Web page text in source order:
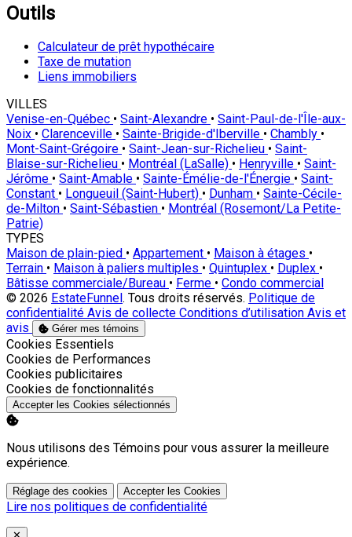
Outils
Calculateur de prêt hypothécaire
Taxe de mutation
Liens immobiliers
VILLES
Venise-en-Québec • Saint-Alexandre • Saint-Paul-de-l'Île-aux-
Noix • Clarenceville • Sainte-Brigide-d'Iberville • Chambly •
Mont-Saint-Grégoire • Saint-Jean-sur-Richelieu • Saint-
Blaise-sur-Richelieu • Montréal (LaSalle) • Henryville • Saint-
Jérôme • Saint-Amable • Sainte-Émélie-de-l'Énergie • Saint-
Constant • Longueuil (Saint-Hubert) • Dunham • Sainte-Cécile-
de-Milton • Saint-Sébastien • Montréal (Rosemont/La Petite-
Patrie)
TYPES
Maison de plain-pied • Appartement • Maison à étages •
Terrain • Maison à paliers multiples • Quintuplex • Duplex •
Bâtisse commerciale/Bureau • Ferme • Condo commercial
© 2026 EstateFunnel . Tous droits réservés. Politique de
confidentialité Avis de collecte Conditions d’utilisation Avis et
avis
Gérer mes témoins
Activer
Cookies Essentiels
Activer
Cookies de Performances
Activer
Cookies publicitaires
Activer
Cookies de fonctionnalités
Accepter les Cookies sélectionnés
Nous utilisons des Témoins pour vous assurer la meilleure
expérience.
Réglage des cookies Accepter les Cookies
Lire nos politiques de confidentialité
Close